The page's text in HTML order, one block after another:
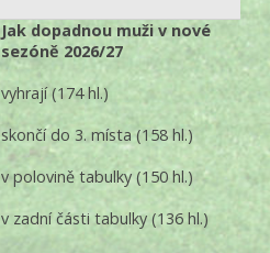
Jak dopadnou muži v nové
sezóně 2026/27
vyhrají(174 hl.)
skončí do 3. místa(158 hl.)
v polovině tabulky(150 hl.)
v zadní části tabulky (136 hl.)